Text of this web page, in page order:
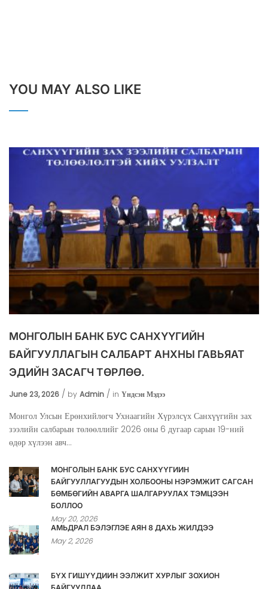
YOU MAY ALSO LIKE
МОНГОЛЫН БАНК БУС САНХҮҮГИЙН
БАЙГУУЛЛАГЫН САЛБАРТ АНХНЫ ГАВЬЯАТ
ЭДИЙН ЗАСАГЧ ТӨРЛӨӨ.
June 23, 2026 by Admin in Үндсэн Мэдээ
Монгол Улсын Ерөнхийлөгч Ухнаагийн Хүрэлсүх Санхүүгийн зах
зээлийн салбарын төлөөллийг 2026 оны 6 дугаар сарын 19-ний
өдөр хүлээн авч...
МОНГОЛЫН БАНК БУС САНХҮҮГИЙН
БАЙГУУЛЛАГУУДЫН ХОЛБООНЫ НЭРЭМЖИТ САГСАН
БӨМБӨГИЙН АВАРГА ШАЛГАРУУЛАХ ТЭМЦЭЭН
БОЛЛОО
May 20, 2026
АМЬДРАЛ БЭЛЭГЛЭЕ АЯН 8 ДАХЬ ЖИЛДЭЭ
May 2, 2026
БҮХ ГИШҮҮДИЙН ЭЭЛЖИТ ХУРЛЫГ ЗОХИОН